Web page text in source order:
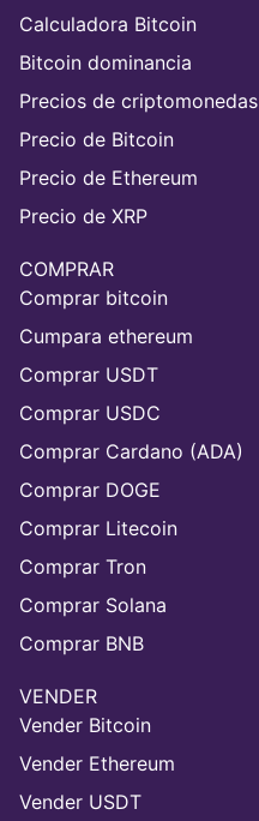
Calculadora Bitcoin
Bitcoin dominancia
Precios de criptomonedas
Precio de Bitcoin
Precio de Ethereum
Precio de XRP
COMPRAR
Comprar bitcoin
Cumpara ethereum
Comprar USDT
Comprar USDC
Comprar Cardano (ADA)
Comprar DOGE
Comprar Litecoin
Comprar Tron
Comprar Solana
Comprar BNB
VENDER
Vender Bitcoin
Vender Ethereum
Vender USDT